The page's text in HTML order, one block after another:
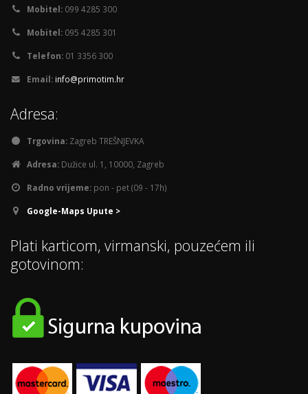
Mobitel: 099 4285 300
Mobitel: 095 4285 301
Telefon: 01 3356 300
Email: info@primotim.hr
Adresa:
Trgovina: Zagreb TREŠNJEVKA
Adresa: Dužice ul. 1, 10000, Zagreb
Radno vrijeme: pon - pet (09 - 17h)
Google-Maps Upute >
Plati karticom, virmanski, pouzećem ili
gotovinom: